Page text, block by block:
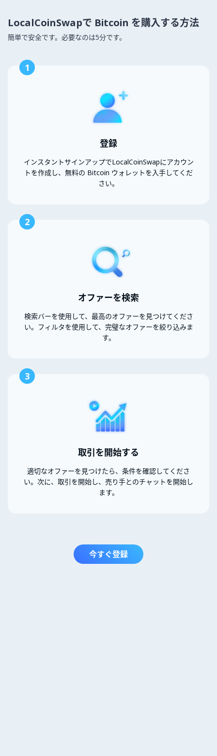
LocalCoinSwapで Bitcoin を購入する方法
簡単で安全です。必要なのは5分です。
1
登録
インスタントサインアップでLocalCoinSwapにアカウン
トを作成し、無料の Bitcoin ウォレットを入手してくだ
さい。
2
オファーを検索
検索バーを使用して、最高のオファーを見つけてくださ
い。フィルタを使用して、完璧なオファーを絞り込みま
す。
3
取引を開始する
適切なオファーを見つけたら、条件を確認してくださ
い。次に、取引を開始し、売り手とのチャットを開始し
ます。
今すぐ登録